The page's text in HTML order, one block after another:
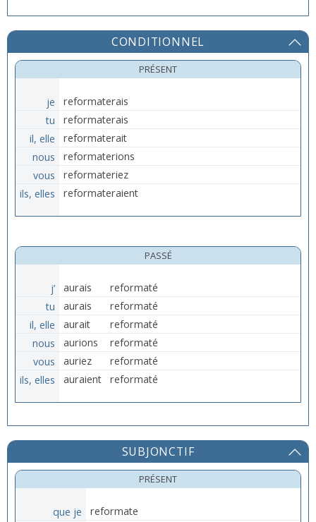
CONDITIONNEL
PRÉSENT
je
reformaterais
tu
reformaterais
il, elle
reformaterait
nous
reformaterions
vous
reformateriez
ils, elles
reformateraient
PASSÉ
j’ aurais
reformaté
tu
aurais
reformaté
il, elle
aurait
reformaté
nous
aurions
reformaté
vous
auriez
reformaté
ils, elles
auraient reformaté
SUBJONCTIF
PRÉSENT
que je
reformate